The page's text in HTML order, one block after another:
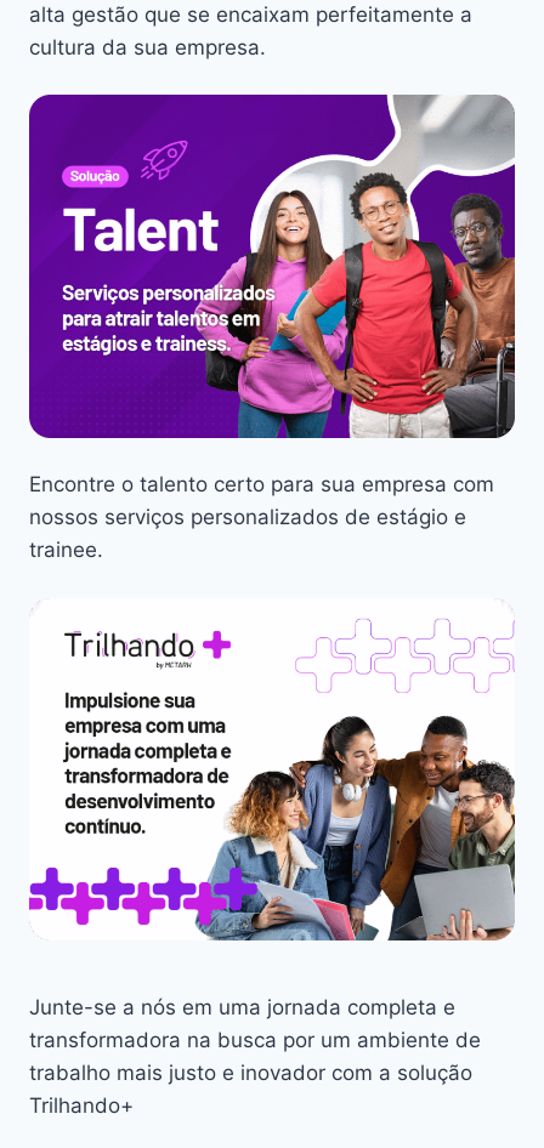
alta gestão que se encaixam perfeitamente a
cultura da sua empresa.
Encontre o talento certo para sua empresa com
nossos serviços personalizados de estágio e
trainee.
Junte-se a nós em uma jornada completa e
transformadora na busca por um ambiente de
trabalho mais justo e inovador com a solução
Trilhando+